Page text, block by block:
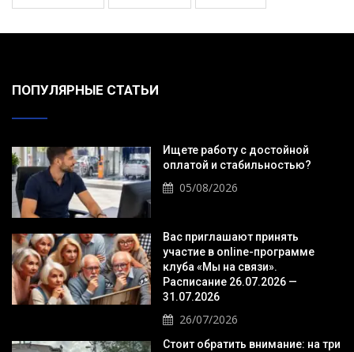
ПОПУЛЯРНЫЕ СТАТЬИ
Ищете работу с достойной
оплатой и стабильностью?
05/08/2026
Вас приглашают принять
участие в online-программе
клуба «Мы на связи».
Расписание 26.07.2026 —
31.07.2026
26/07/2026
Стоит обратить внимание: на три